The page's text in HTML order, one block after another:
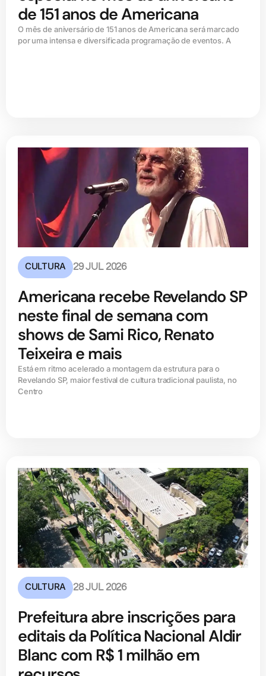
de 151 anos de Americana
O mês de aniversário de 151 anos de Americana será marcado
por uma intensa e diversificada programação de eventos. A
CULTURA 29 JUL 2026
Americana recebe Revelando SP
neste final de semana com
shows de Sami Rico, Renato
Teixeira e mais
Está em ritmo acelerado a montagem da estrutura para o
Revelando SP, maior festival de cultura tradicional paulista, no
Centro
CULTURA 28 JUL 2026
Prefeitura abre inscrições para
editais da Política Nacional Aldir
Blanc com R$ 1 milhão em